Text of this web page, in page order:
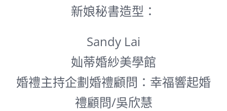
新娘秘書造型：
Sandy Lai
奾蒂婚紗美學館
婚禮主持企劃婚禮顧問：幸福響起婚
禮顧問/吳欣慧